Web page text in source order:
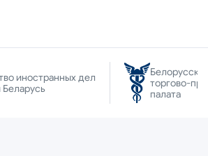
иностранных дел
Белорусская
торгово-
палата